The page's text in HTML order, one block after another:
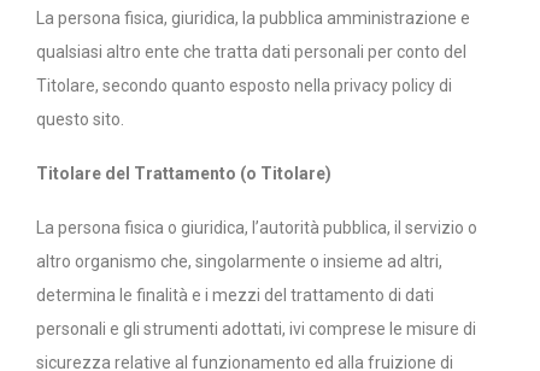
La persona fisica, giuridica, la pubblica amministrazione e
qualsiasi altro ente che tratta dati personali per conto del
Titolare, secondo quanto esposto nella privacy policy di
questo sito.
Titolare del Trattamento (o Titolare)
La persona fisica o giuridica, l’autorità pubblica, il servizio o
altro organismo che, singolarmente o insieme ad altri,
determina le finalità e i mezzi del trattamento di dati
personali e gli strumenti adottati, ivi comprese le misure di
sicurezza relative al funzionamento ed alla fruizione di